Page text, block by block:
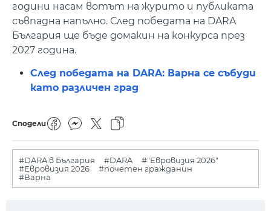
години насам вотът на журито и публиката
съвпадна напълно. След победата на DARA
България ще бъде домакин на конкурса през
2027 година.
След победата на DARA: Варна се събуди
като различен град
Сподели
#DARA в България #DARA
#"Евровизия 2026"
#Евровизия 2026
#почетен гражданин
#Варна